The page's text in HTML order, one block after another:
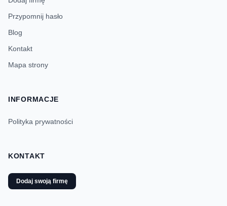
Przypomnij hasło
Blog
Kontakt
Mapa strony
INFORMACJE
Polityka prywatności
KONTAKT
Dodaj swoją firmę